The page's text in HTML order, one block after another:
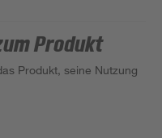
Produkt
Produkt, seine Nutzung